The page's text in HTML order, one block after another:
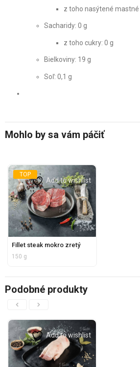
z toho nasýtené mastné
Sacharidy: 0 g
z toho cukry: 0 g
Bielkoviny: 19 g
Soľ: 0,1 g
Mohlo by sa vám páčiť
TOP
Add to wishlist
Fillet steak mokro zretý
150 g
Podobné produkty
Add to wishlist